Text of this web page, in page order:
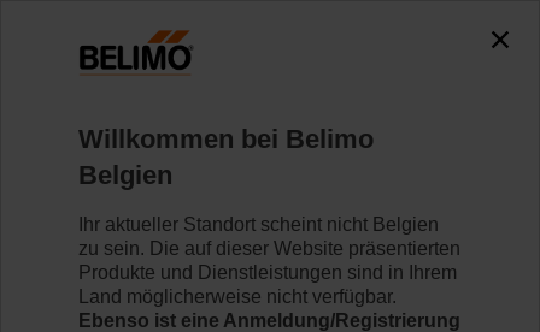
R7040R-B3/NRF24A-O
Mehr erfahren
Willkommen bei Belimo
Belgien
Ihr aktueller Standort scheint nicht Belgien
zu sein. Die auf dieser Website präsentierten
Produkte und Dienstleistungen sind in Ihrem
Land möglicherweise nicht verfügbar.
Ebenso ist eine Anmeldung/Registrierung